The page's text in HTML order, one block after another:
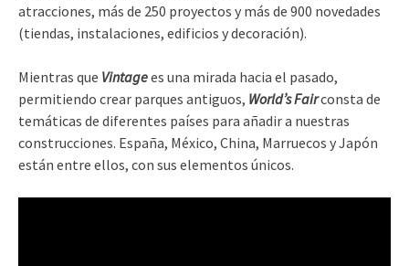
atracciones, más de 250 proyectos y más de 900 novedades
(tiendas, instalaciones, edificios y decoración).
Mientras que Vintagees una mirada hacia el pasado,
permitiendo crear parques antiguos, World’s Fairconsta de
temáticas de diferentes países para añadir a nuestras
construcciones. España, México, China, Marruecos y Japón
están entre ellos, con sus elementos únicos.